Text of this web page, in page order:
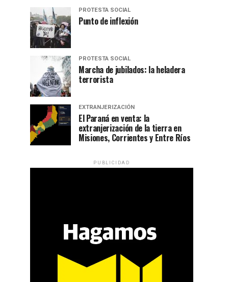
PROTESTA SOCIAL
Punto de inflexión
PROTESTA SOCIAL
Marcha de jubilados: la heladera
terrorista
EXTRANJERIZACIÓN
El Paraná en venta: la
extranjerización de la tierra en
Misiones, Corrientes y Entre Ríos
PUBLICIDAD